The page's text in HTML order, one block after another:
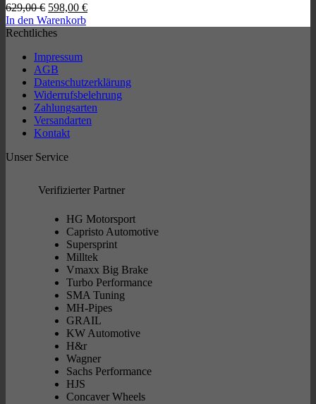
629,00€ Ursprünglicher
Preis
war:
598,00 €Aktueller
In den Warenkorb
Rechtliches
Impressum
AGB
Datenschutzerklärung
Widerrufsbelehrung
Zahlungsarten
Versandarten
Kontakt
Unser Service
Verifizierter Partner
HG Motorsport
Capristo Automotive
Supersprint
Milltek
Vmaxx Big Brake
Turbo Performance
SMA Tuning
MH-Pipes
GRAIL
KW Automotive
H&r
Wagner
Sachs Performance
HJS
Concaver Wheels